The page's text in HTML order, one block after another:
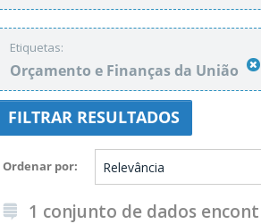
Etiquetas:
Orçamento e Finanças da União
FILTRAR RESULTADOS
Ordenar por
1 conjunto de dados